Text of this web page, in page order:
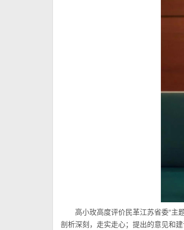
高小玫高度评价民革江苏省委“主
剖析深刻，走实走心；提出的意见和